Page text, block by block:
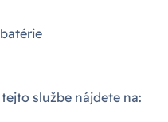
službe nájdete na: